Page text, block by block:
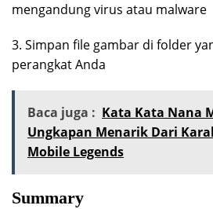
mengandung virus atau malware
3. Simpan file gambar di folder
perangkat Anda
Baca juga : Kata Kata Nana
Ungkapan Menarik Dari
Mobile Legends
Summary